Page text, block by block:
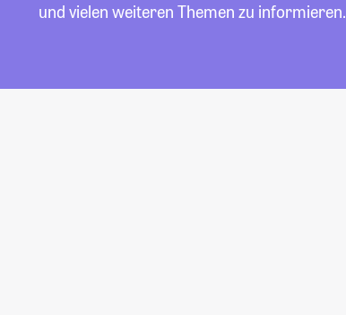
und vielen weiteren Themen zu informieren.